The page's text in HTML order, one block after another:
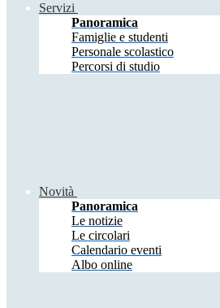
Servizi
Panoramica
Famiglie e studenti
Personale scolastico
Percorsi di studio
Novità
Panoramica
Le notizie
Le circolari
Calendario eventi
Albo online